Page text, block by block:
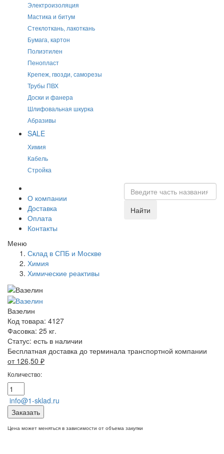
Электроизоляция
Мастика и битум
Стеклоткань, лакоткань
Бумага, картон
Полиэтилен
Пенопласт
Крепеж, гвозди, саморезы
Трубы ПВХ
Доски и фанера
Шлифовальная шкурка
Абразивы
SALE
Химия
Кабель
Стройка
О компании
Доставка
Оплата
Контакты
Найти
Меню
Склад в СПБ и Москве
Химия
Химические реактивы
Вазелин
Код товара: 4127
Фасовка: 25 кг.
Статус: есть в наличии
Бесплатная доставка до терминала транспортной компании
от 126,50 ₽
Количество:
info@1-sklad.ru
Заказать
Цена может меняться в зависимости от объема закупки